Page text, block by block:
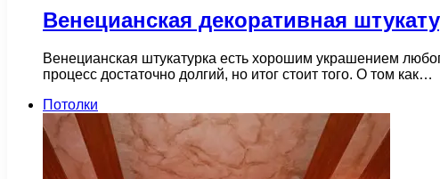
Венецианская декоративная
Венецианская штукатурка есть хорошим украшением
процесс достаточно долгий, но итог стоит того. О том как…
Потолки